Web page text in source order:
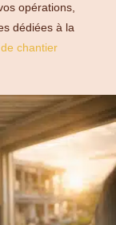
opérations,
dédiées à la
chantier